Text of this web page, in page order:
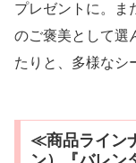
プレゼントに。ま
のご褒美として選
たりと、多様なシ
≪商品ライン